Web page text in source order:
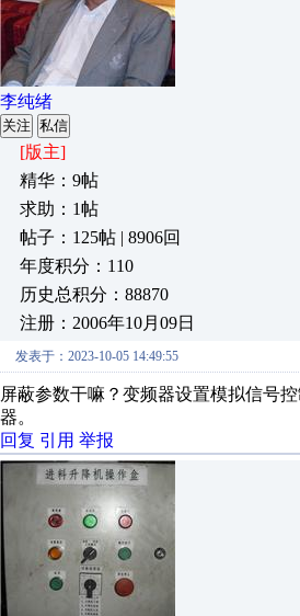
李纯绪
关注 私信
[版主]
精华：9帖
求助：1帖
帖子：125帖 | 8906回
年度积分：110
历史总积分：88870
注册：2006年10月09日
发表于：2023-10-05 14:49:55
屏蔽参数干嘛？变频器设置模拟信号
器。
回复 引用 举报